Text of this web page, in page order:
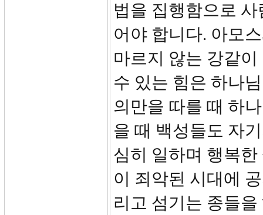
법을 집행함으로
어야 합니다. 아모
마르지 않는 강같
수 있는 힘은 하나
의만을 따를 때 하
을 때 백성들도 자
심히 일하며 행복
이 죄악된 시대에
리고 섬기는 종들